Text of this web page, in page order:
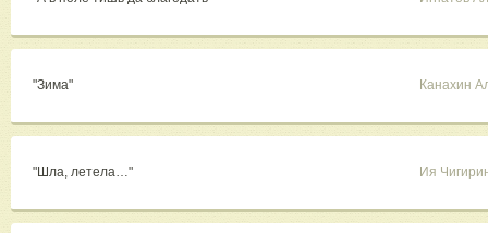
"Зима" Канахин
"Шла, летела…" Ия